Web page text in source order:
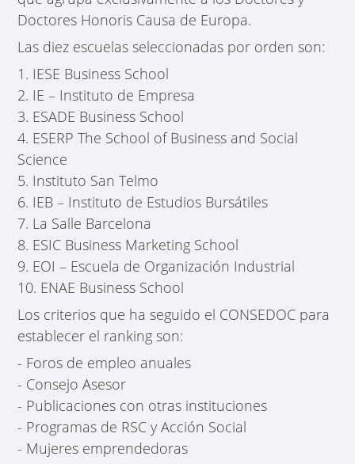
Doctores Honoris Causa de Europa.
Las diez escuelas seleccionadas por orden son:
1. IESE Business School
2. IE – Instituto de Empresa
3. ESADE Business School
4. ESERP The School of Business and Social
Science
5. Instituto San Telmo
6. IEB – Instituto de Estudios Bursátiles
7. La Salle Barcelona
8. ESIC Business Marketing School
9. EOI – Escuela de Organización Industrial
10. ENAE Business School
Los criterios que ha seguido el CONSEDOC para
establecer el ranking son:
- Foros de empleo anuales
- Consejo Asesor
- Publicaciones con otras instituciones
- Programas de RSC y Acción Social
- Mujeres emprendedoras